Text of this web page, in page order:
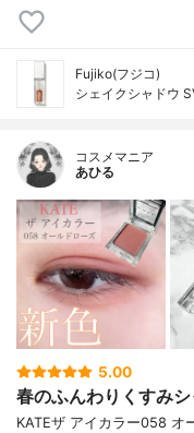
Fujiko(フジコ)
シェイクシャドウ
コスメマニア
あひる
5.00
春のふんわりくすみ
KATEザ アイカラー058 オ